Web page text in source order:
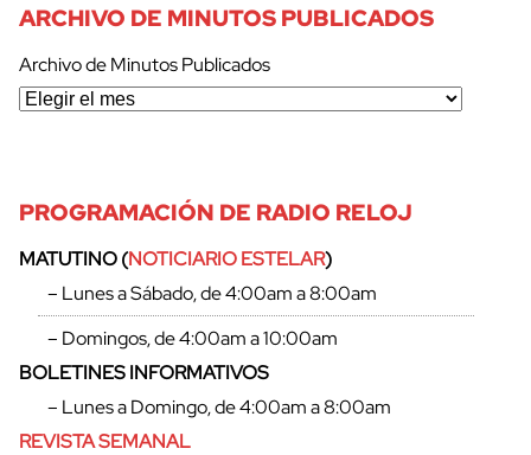
ARCHIVO DE MINUTOS PUBLICADOS
Archivo de Minutos Publicados
PROGRAMACIÓN DE RADIO RELOJ
MATUTINO (NOTICIARIO ESTELAR)
– Lunes a Sábado, de 4:00am a 8:00am
– Domingos, de 4:00am a 10:00am
BOLETINES INFORMATIVOS
– Lunes a Domingo, de 4:00am a 8:00am
REVISTA SEMANAL